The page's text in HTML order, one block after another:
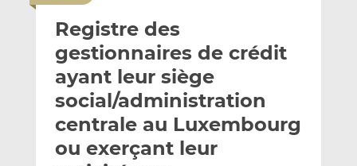
y
e
r
p
a
r
m
a
g
e
r
s
u
r
L
g
e
r
s
u
r
F
Registre des
gestionnaires de crédit
ayant leur siège
social/administration
centrale au Luxembourg
ou exerçant leur